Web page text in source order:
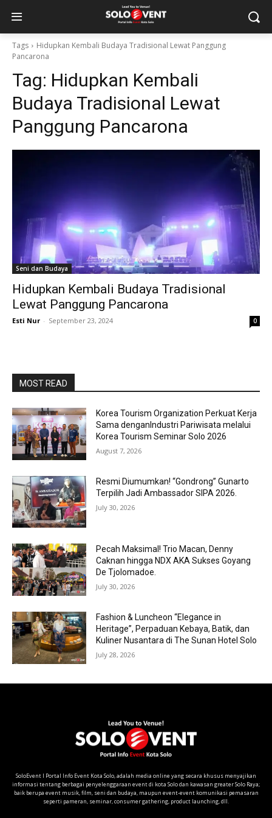
Tags
Hidupkan Kembali Budaya Tradisional Lewat Panggung
Pancarona
Tag: Hidupkan Kembali
Budaya Tradisional Lewat
Panggung Pancarona
Seni dan Budaya
Hidupkan Kembali Budaya Tradisional
Lewat Panggung Pancarona
Esti Nur - September 23, 2024 0
MOST READ
Korea Tourism Organization Perkuat Kerja
Sama denganIndustri Pariwisata melalui
Korea Tourism Seminar Solo 2026
August 7, 2026
Resmi Diumumkan! “Gondrong” Gunarto
Terpilih Jadi Ambassador SIPA 2026.
July 30, 2026
Pecah Maksimal! Trio Macan, Denny
Caknan hingga NDX AKA Sukses Goyang
De Tjolomadoe.
July 30, 2026
Fashion & Luncheon “Elegance in
Heritage”, Perpaduan Kebaya, Batik, dan
Kuliner Nusantara di The Sunan Hotel Solo
July 28, 2026
SoloEvent I Portal Info Event Kota Solo, adalah media online yang secara khusus menyajikan
informasi tentang berbagai penyelenggaraan event di kota Solo dan kawasan greater Solo Raya;
baik berupa event musik, film, seni dan budaya, maupun event-event komunikasi pemasaran
seperti pameran, seminar, consumer gathering, product launching, dll.